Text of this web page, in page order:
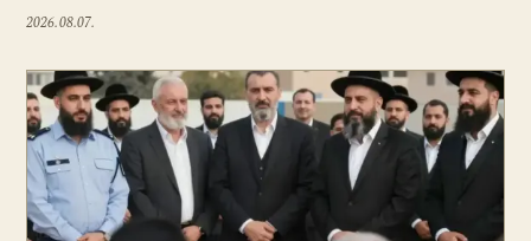
2026.08.07.